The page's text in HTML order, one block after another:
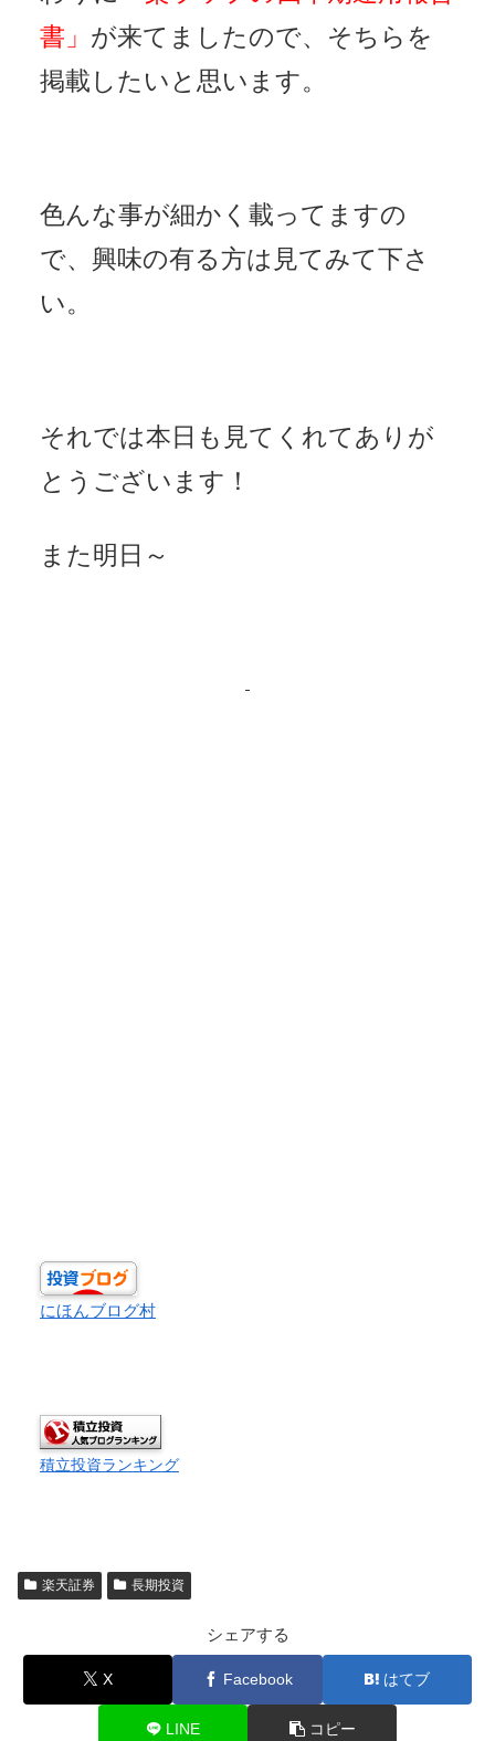
書」 が来てましたので、そちらを
掲載したいと思います。
色んな事が細かく載ってますの
で、興味の有る方は見てみて下さ
い。
それでは本日も見てくれてありが
とうございます！
また明日～
にほんブログ村
積立投資ランキング
楽天証券 長期投資
シェアする
X Facebook はてブ
LINE コピー